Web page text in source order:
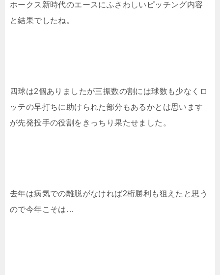
ホークス新時代のエースにふさわしいピッチング内容
と結果でしたね。
四球は2個ありましたが三振数の割には球数も少なくロ
ッテの早打ちに助けられた部分もあるかとは思います
が先発投手の役割をきっちり果たせました。
去年は病気での離脱がなければ2桁勝利も狙えたと思う
ので今年こそは…